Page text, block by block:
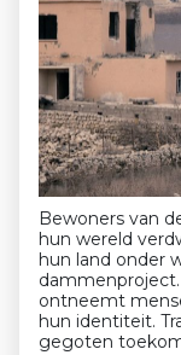
Bewoners van
hun wereld
hun land onder
ontneemt
hun identiteit.
gegoten